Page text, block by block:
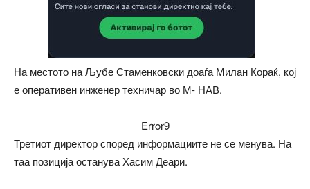
На местото на Љубе Стаменковски доаѓа Милан Кораќ, кој
е оперативен инженер техничар во М- НАВ.
Error9
Третиот директор според информациите не се менува. На
таа позиција останува Хасим Деари.